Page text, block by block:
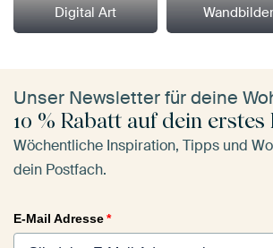
Digital Art
Unser Newsletter für deine
10 % Rabatt auf dein
Wöchentliche Inspiration, Tipps und
dein Postfach.
E-Mail Adresse*